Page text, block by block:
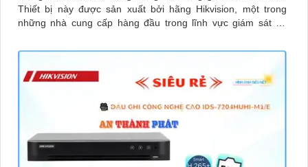
Thiết bị này được sản xuất bởi hãng Hikvision, một trong
những nhà cung cấp hàng đầu trong lĩnh vực giám sát an